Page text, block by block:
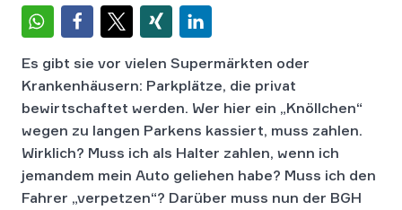
Es gibt sie vor vielen Supermärkten oder
Krankenhäusern: Parkplätze, die privat
bewirtschaftet werden. Wer hier ein „Knöllchen“
wegen zu langen Parkens kassiert, muss zahlen.
Wirklich? Muss ich als Halter zahlen, wenn ich
jemandem mein Auto geliehen habe? Muss ich den
Fahrer „verpetzen“? Darüber muss nun der BGH